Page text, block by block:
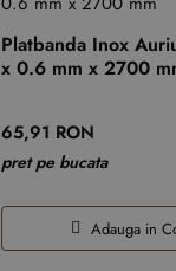
Platbanda Inox
x 0.6 mm x 2700
65,91 RON
pret pe bucata
Adauga in